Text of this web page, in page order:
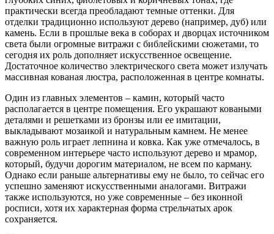
практически всегда преобладают темные оттенки. Для
отделки традиционно используют дерево (например, дуб) или
камень. Если в прошлые века в соборах и дворцах источником
света были огромные витражи с библейскими сюжетами, то
сегодня их роль дополняет искусственное освещение.
Достаточное количество электрического света может излучать
массивная кованая люстра, расположенная в центре комнаты.
Один из главных элементов – камин, который часто
располагается в центре помещения. Его украшают коваными
деталями и решетками из бронзы или ее имитации,
выкладывают мозаикой и натуральным камнем. Не менее
важную роль играет лепнина и ковка. Как уже отмечалось, в
современном интерьере часто используют дерево и мрамор,
который, будучи дорогим материалом, не всем по карману.
Однако если раньше альтернативы ему не было, то сейчас его
успешно заменяют искусственными аналогами. Витражи
также используются, но уже современные – без иконной
росписи, хотя их характерная форма стрельчатых арок
сохраняется.